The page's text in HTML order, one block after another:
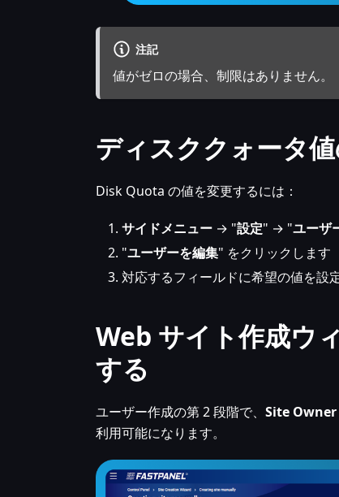
注記
値がゼロの場合、制限はありません。
ディスククォータ
Disk Quota の値を変更するには：
サイドメニュー → "設定" → "ユーザ
"ユーザーを編集" をクリックします
対応するフィールドに希望の値を設
Web サイト作成ウ
する
ユーザー作成の第 2 段階で、 Site
利用可能になります。